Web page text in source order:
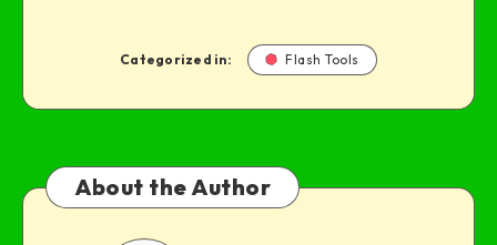
Categorized in: Flash Tools
About the Author